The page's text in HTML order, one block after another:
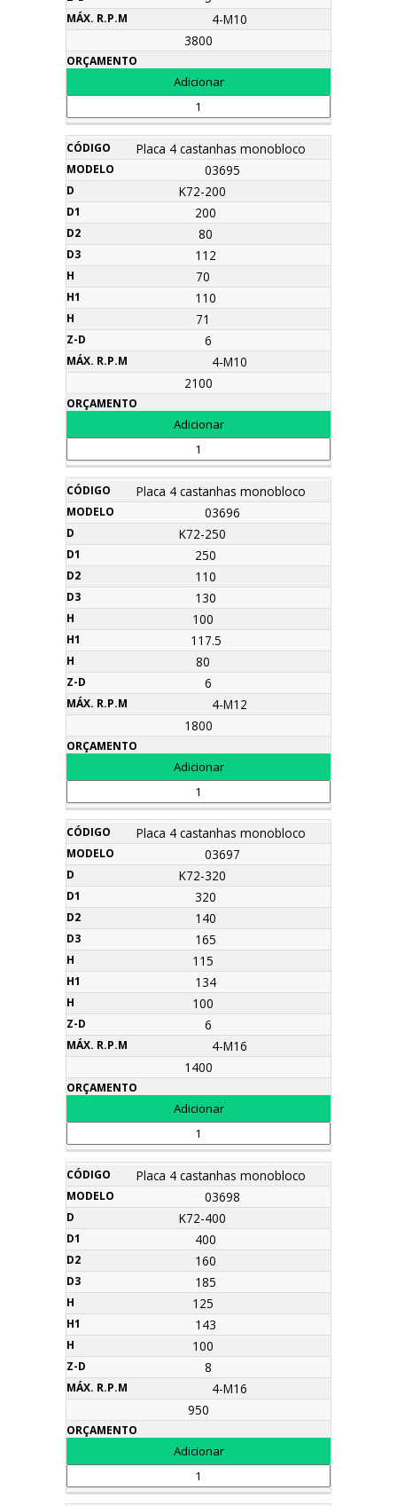
4-M10
3800
Placa 4 castanhas monobloco
03695
K72-200
200
80
112
70
110
71
6
4-M10
2100
Placa 4 castanhas monobloco
03696
K72-250
250
110
130
100
117.5
80
6
4-M12
1800
Placa 4 castanhas monobloco
03697
K72-320
320
140
165
115
134
100
6
4-M16
1400
Placa 4 castanhas monobloco
03698
K72-400
400
160
185
125
143
100
8
4-M16
950